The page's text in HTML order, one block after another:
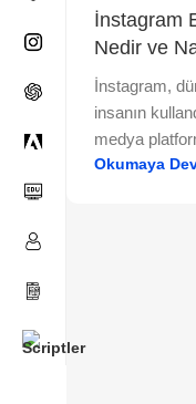
İnstagram
Nedir ve
İnstagram,
insanın
medya
Okumaya